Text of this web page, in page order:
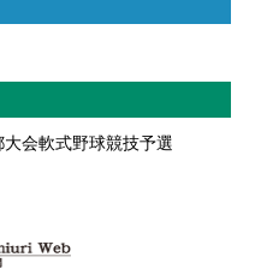
会軟式野球競技予選